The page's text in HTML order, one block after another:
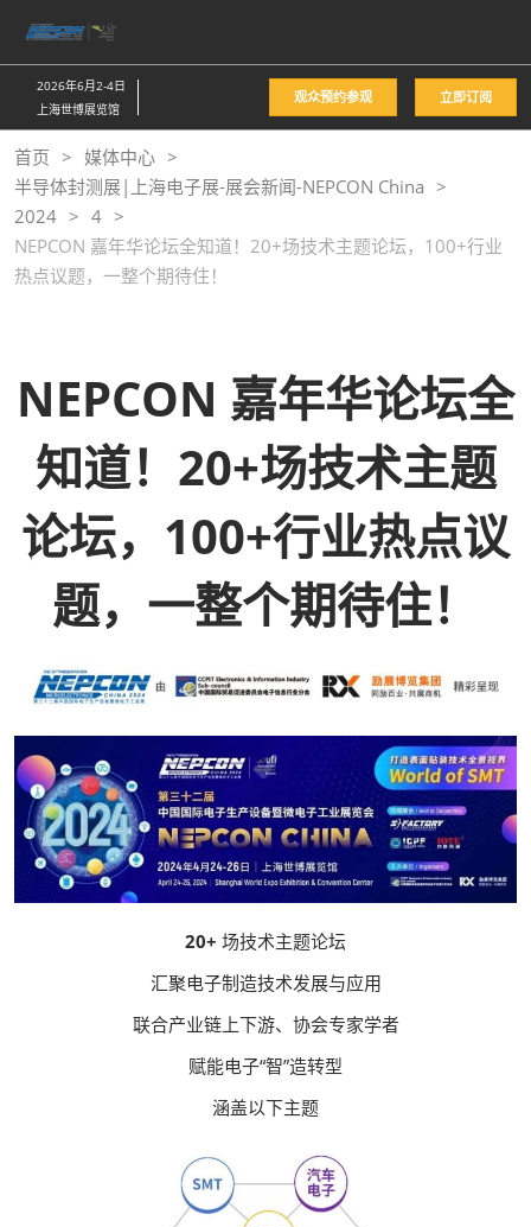
接
跳
至
内
容
2026年6月2-4日
上海世博展览馆
观众预约参观 立即订阅
首页
媒体中心
半导体封测展|上海电子展-展会新闻-NEPCON China
2024
4
NEPCON 嘉年华论坛全知道！20+场技术主题论坛，100+行业
热点议题，一整个期待住！
NEPCON 嘉年华论坛全
知道！20+场技术主题
论坛，100+行业热点议
题，一整个期待住！
20+ 场技术主题论坛
汇聚电子制造技术发展与应用
联合产业链上下游、协会专家学者‍‍‍‍‍
赋能电子“智”造转型
涵盖以下主题